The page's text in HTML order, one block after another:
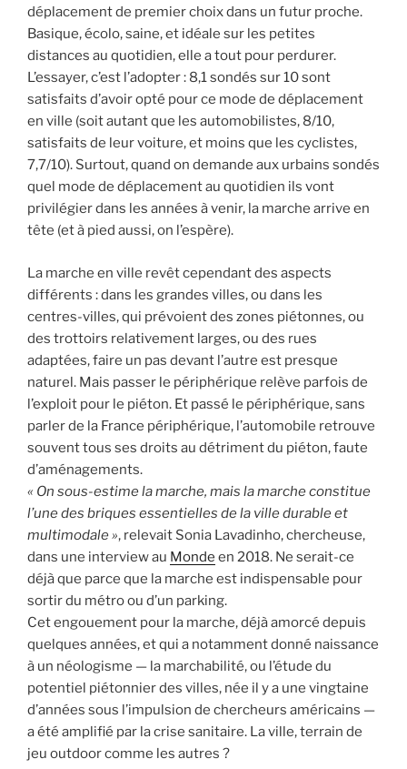
déplacement de premier choix dans un futur proche.
Basique, écolo, saine, et idéale sur les petites
distances au quotidien, elle a tout pour perdurer.
L’essayer, c’est l’adopter : 8,1 sondés sur 10 sont
satisfaits d’avoir opté pour ce mode de déplacement
en ville (soit autant que les automobilistes, 8/10,
satisfaits de leur voiture, et moins que les cyclistes,
7,7/10). Surtout, quand on demande aux urbains sondés
quel mode de déplacement au quotidien ils vont
privilégier dans les années à venir, la marche arrive en
tête (et à pied aussi, on l’espère).
La marche en ville revêt cependant des aspects
différents : dans les grandes villes, ou dans les
centres-villes, qui prévoient des zones piétonnes, ou
des trottoirs relativement larges, ou des rues
adaptées, faire un pas devant l’autre est presque
naturel. Mais passer le périphérique relève parfois de
l’exploit pour le piéton. Et passé le périphérique, sans
parler de la France périphérique, l’automobile retrouve
souvent tous ses droits au détriment du piéton, faute
d’aménagements.
« On sous-estime la marche, mais la marche constitue
l’une des briques essentielles de la ville durable et
multimodale », relevait Sonia Lavadinho, chercheuse,
dans une interview au Monde en 2018. Ne serait-ce
déjà que parce que la marche est indispensable pour
sortir du métro ou d’un parking.
Cet engouement pour la marche, déjà amorcé depuis
quelques années, et qui a notamment donné naissance
à un néologisme — la marchabilité, ou l’étude du
potentiel piétonnier des villes, née il y a une vingtaine
d’années sous l’impulsion de chercheurs américains —
a été amplifié par la crise sanitaire. La ville, terrain de
jeu outdoor comme les autres ?